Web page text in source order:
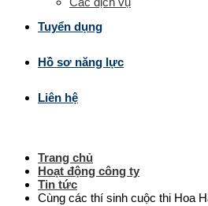
Tuyển dụng
Hồ sơ năng lực
Liên hệ
Trang chủ
Hoạt động công ty
Tin tức
Cùng các thí sinh cuộc thi Hoa